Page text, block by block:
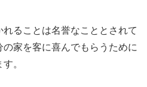
ることは名誉なこととされて
家を客に喜んでもらうために
。